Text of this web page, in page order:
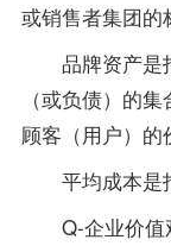
或销售者集团的
品牌资产是
（或负债）的
顾客（用户）的
平均成本是指
Q-企业价值